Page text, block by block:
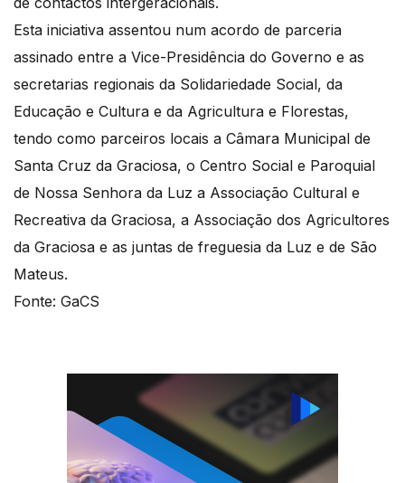
Esta iniciativa assentou num acordo de parceria
assinado entre a Vice-Presidência do Governo e as
secretarias regionais da Solidariedade Social, da
Educação e Cultura e da Agricultura e Florestas,
tendo como parceiros locais a Câmara Municipal de
Santa Cruz da Graciosa, o Centro Social e Paroquial
de Nossa Senhora da Luz a Associação Cultural e
Recreativa da Graciosa, a Associação dos Agricultores
da Graciosa e as juntas de freguesia da Luz e de São
Mateus.
Fonte: GaCS